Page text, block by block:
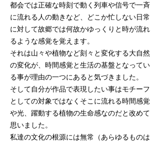
都会では正確な時刻で動く列車や信号で一斉
に流れる人の動きなど、どこか忙しない日常
に対して故郷では何故かゆっくりと時が流れ
るような感覚を覚えます。
それは山々や植物など刻々と変化する大自然
の変化が、時間感覚と生活の基盤となってい
る事が理由の一つにあると気づきました。
そして自分が作品で表現したい事はモチーフ
としての対象ではなくそこに流れる時間感覚
や光、躍動する植物の生命感なのだと改めて
思いました。
私達の文化の根源には無常（あらゆるものは